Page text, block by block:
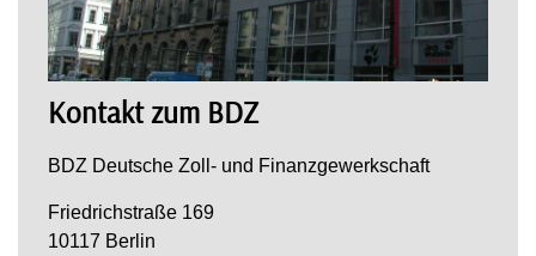
Kontakt zum BDZ
BDZ Deutsche Zoll- und Finanzgewerkschaft
Friedrichstraße 169
10117 Berlin